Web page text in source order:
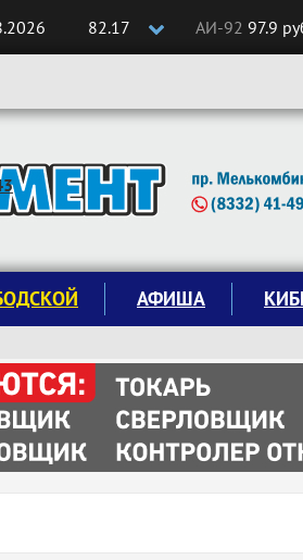
82.17 АИ-92 97.9
АФИША